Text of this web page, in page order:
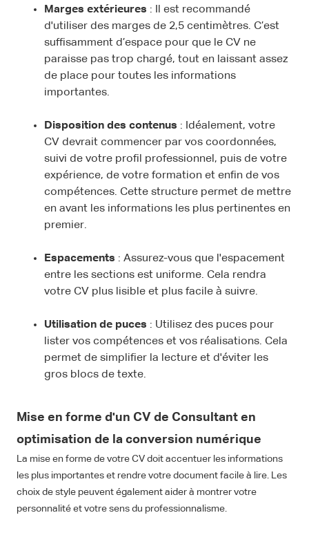
Marges extérieures : Il est recommandé
d'utiliser des marges de 2,5 centimètres. C’est
suffisamment d’espace pour que le CV ne
paraisse pas trop chargé, tout en laissant assez
de place pour toutes les informations
importantes.
Disposition des contenus : Idéalement, votre
CV devrait commencer par vos coordonnées,
suivi de votre profil professionnel, puis de votre
expérience, de votre formation et enfin de vos
compétences. Cette structure permet de mettre
en avant les informations les plus pertinentes en
premier.
Espacements : Assurez-vous que l'espacement
entre les sections est uniforme. Cela rendra
votre CV plus lisible et plus facile à suivre.
Utilisation de puces : Utilisez des puces pour
lister vos compétences et vos réalisations. Cela
permet de simplifier la lecture et d'éviter les
gros blocs de texte.
Mise en forme d'un CV de Consultant en
optimisation de la conversion numérique
La mise en forme de votre CV doit accentuer les informations
les plus importantes et rendre votre document facile à lire. Les
choix de style peuvent également aider à montrer votre
personnalité et votre sens du professionnalisme.